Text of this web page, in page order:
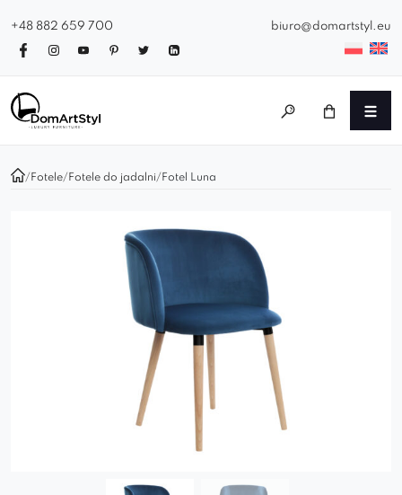
+48 882 659 700 biuro@domartstyl.eu
/ Fotele/ Fotele do jadalni/ Fotel Luna